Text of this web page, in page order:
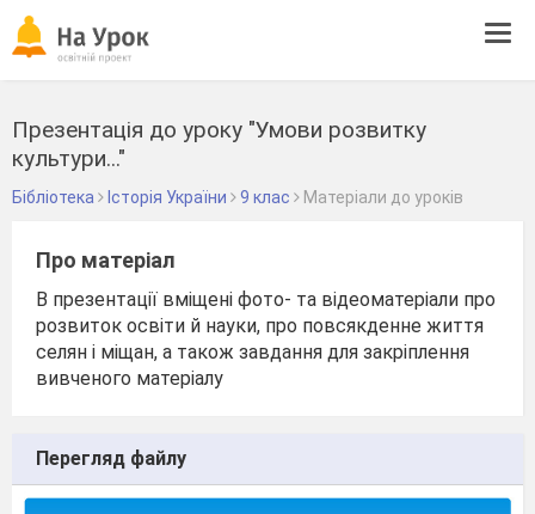
Презентація до уроку "Умови розвитку
культури..."
Бібліотека Історія України 9 клас Матеріали до уроків
Про матеріал
В презентації вміщені фото- та відеоматеріали про
розвиток освіти й науки, про повсякденне життя
селян і міщан, а також завдання для закріплення
вивченого матеріалу
Перегляд файлу